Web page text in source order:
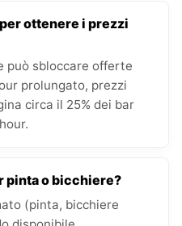
ottenere i prezzi
può sbloccare offerte
prolungato, prezzi
circa il 25% dei bar
pinta o bicchiere?
(pinta, bicchiere